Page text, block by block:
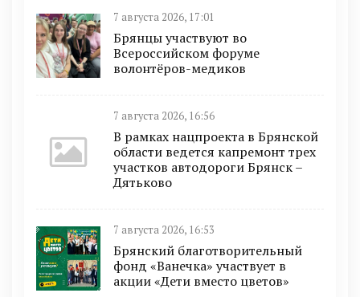
7 августа 2026, 17:01
Брянцы участвуют во
Всероссийском форуме
волонтёров-медиков
7 августа 2026, 16:56
В рамках нацпроекта в Брянской
области ведется капремонт трех
участков автодороги Брянск –
Дятьково
7 августа 2026, 16:53
Брянский благотворительный
фонд «Ванечка» участвует в
акции «Дети вместо цветов»